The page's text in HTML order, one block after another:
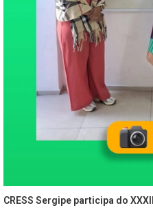
CRESS Sergipe participa do